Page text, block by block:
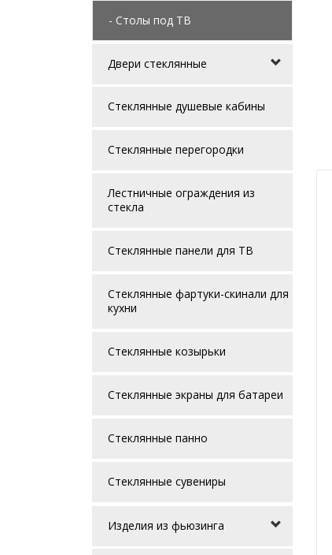
- Столы под ТВ
Двери стеклянные
Стеклянные душевые кабины
Стеклянные перегородки
Лестничные ограждения из
стекла
Стеклянные панели для ТВ
Стеклянные фартуки-скинали для
кухни
Стеклянные козырьки
Стеклянные экраны для батареи
Стеклянные панно
Стеклянные сувениры
Изделия из фьюзинга